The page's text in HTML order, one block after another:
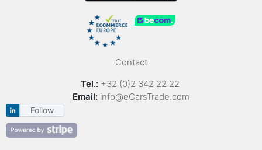
Contact
Tel.: +32 (0)2 342 22 22
Email: info@eCarsTrade.com
Follow